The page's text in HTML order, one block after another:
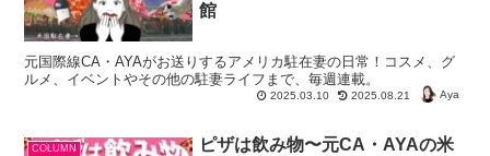
館
元国際線CA・AYAがお送りするアメリカ駐在妻の日常！コスメ、グ
ルメ、イベントやその他の駐妻ライフまで、毎週連載。
2025.03.10 2025.08.21 Aya
COLUMN
ピザは飲み物〜元CA・AYAの米